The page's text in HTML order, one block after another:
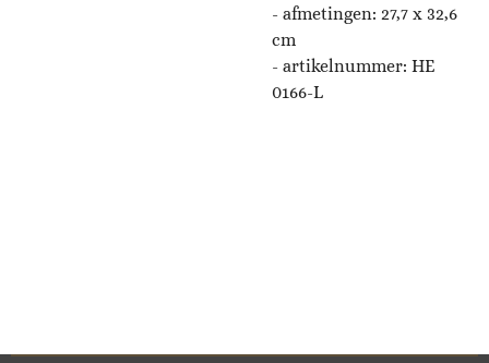
- afmetingen: 27,7 x 32,6
cm
- artikelnummer: HE
0166-L